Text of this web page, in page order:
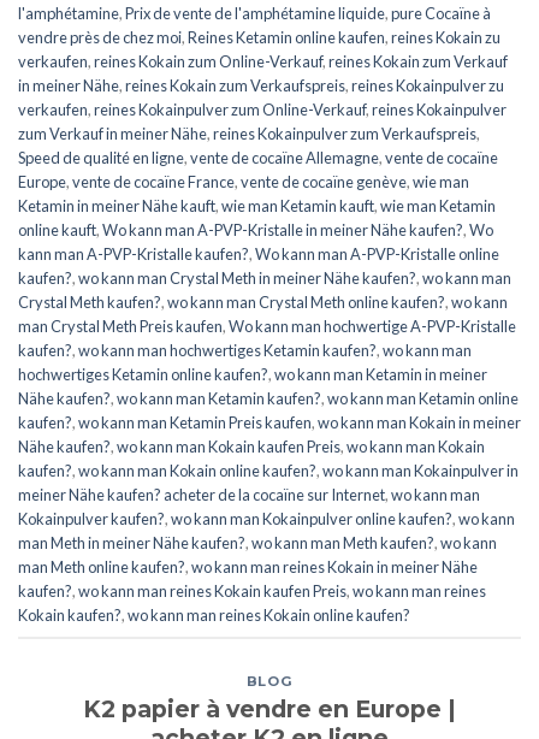
l'amphétamine,Prix de vente de l'amphétamine liquide,pure Cocaïne à
vendre près de chez moi,Reines Ketamin online kaufen,reines Kokain zu
verkaufen,reines Kokain zum Online-Verkauf,reines Kokain zum Verkauf
in meiner Nähe,reines Kokain zum Verkaufspreis,reines Kokainpulver zu
verkaufen,reines Kokainpulver zum Online-Verkauf,reines Kokainpulver
zum Verkauf in meiner Nähe,reines Kokainpulver zum Verkaufspreis,
Speed de qualité en ligne,vente de cocaïne Allemagne,vente de cocaïne
Europe,vente de cocaïne France,vente de cocaïne genève,wie man
Ketamin in meiner Nähe kauft,wie man Ketamin kauft,wie man Ketamin
online kauft,Wo kann man A-PVP-Kristalle in meiner Nähe kaufen?,Wo
kann man A-PVP-Kristalle kaufen?,Wo kann man A-PVP-Kristalle online
kaufen?,wo kann man Crystal Meth in meiner Nähe kaufen?,wo kann man
Crystal Meth kaufen?,wo kann man Crystal Meth online kaufen?,wo kann
man Crystal Meth Preis kaufen,Wo kann man hochwertige A-PVP-Kristalle
kaufen?,wo kann man hochwertiges Ketamin kaufen?,wo kann man
hochwertiges Ketamin online kaufen?,wo kann man Ketamin in meiner
Nähe kaufen?,wo kann man Ketamin kaufen?,wo kann man Ketamin online
kaufen?,wo kann man Ketamin Preis kaufen,wo kann man Kokain in meiner
Nähe kaufen?,wo kann man Kokain kaufen Preis,wo kann man Kokain
kaufen?,wo kann man Kokain online kaufen?,wo kann man Kokainpulver in
meiner Nähe kaufen? acheter de la cocaïne sur Internet,wo kann man
Kokainpulver kaufen?,wo kann man Kokainpulver online kaufen?,wo kann
man Meth in meiner Nähe kaufen?,wo kann man Meth kaufen?,wo kann
man Meth online kaufen?,wo kann man reines Kokain in meiner Nähe
kaufen?,wo kann man reines Kokain kaufen Preis,wo kann man reines
Kokain kaufen?,wo kann man reines Kokain online kaufen?
BLOG
K2 papier à vendre en Europe |